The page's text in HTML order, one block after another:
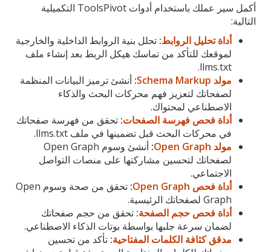
أكمل سير عملك باستخدام أدوات ToolsPivot التكميلية
التالية:
أداة تحليل الروابط: تحلل بنية الروابط الداخلية والخارجية
لموقعك للتأكد من تماسك هيكل الربط بعد إنشاء ملف
llms.txt.
مولد Schema Markup
: أنشئ ترميز البيانات المنظمة
لصفحاتك لتعزيز فهم محركات البحث والذكاء
الاصطناعي لمحتواك.
أداة فحص فهرسة الصفحات: تحقق من فهرسة صفحاتك
في محركات البحث قبل تضمينها في ملف llms.txt.
مولد Open Graph
:
أنشئ وسوم Open Graph
لصفحاتك لتحسين مشاركتها على منصات التواصل
الاجتماعي.
أداة فحص Open Graph
:
تحقق من صحة وسوم Open
Graph لصفحاتك الرئيسية.
أداة فحص حجم الصفحة: تحقق من حجم صفحاتك
لضمان سرعة جلبها بواسطة بوتات الذكاء الاصطناعي.
مدقق كثافة الكلمات المفتاحية: تأكد من تحسين